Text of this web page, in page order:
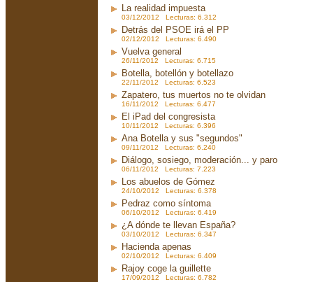
La realidad impuesta
03/12/2012 Lecturas: 6.312
Detrás del PSOE irá el PP
02/12/2012 Lecturas: 6.490
Vuelva general
26/11/2012 Lecturas: 6.715
Botella, botellón y botellazo
22/11/2012 Lecturas: 6.523
Zapatero, tus muertos no te olvidan
16/11/2012 Lecturas: 6.477
El iPad del congresista
10/11/2012 Lecturas: 6.396
Ana Botella y sus "segundos"
09/11/2012 Lecturas: 6.240
Diálogo, sosiego, moderación... y paro
06/11/2012 Lecturas: 7.223
Los abuelos de Gómez
24/10/2012 Lecturas: 6.378
Pedraz como síntoma
06/10/2012 Lecturas: 6.419
¿A dónde te llevan España?
03/10/2012 Lecturas: 6.347
Hacienda apenas
02/10/2012 Lecturas: 6.409
Rajoy coge la guillette
17/09/2012 Lecturas: 6.782